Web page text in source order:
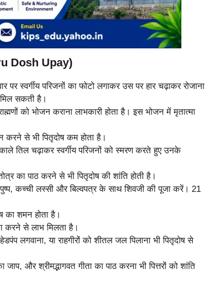
Dosh Upay)
स्वर्गीय परिजनों का फोटो लगाकर उस पर हार चढ़ाकर रोजाना
सकती है।
को भोजन कराना लाभकारी होता है। इस भोजन में मृतात्मा
करने से भी पितृदोष कम होता है।
तिल चढ़ाकर स्वर्गीय परिजनों को स्मरण करते हुए उनके
का पाठ करने से भी पितृदोष की शांति होती है।
कच्ची लस्सी और बिल्वपत्र के साथ शिवजी की पूजा करें। 21
का शमन होता है।
करने से लाभ मिलता है।
लगवाना, या राहगीरों को शीतल जल पिलाना भी पितृदोष से
और श्रीमद्भागवत गीता का पाठ करना भी पित्तरों को शांति